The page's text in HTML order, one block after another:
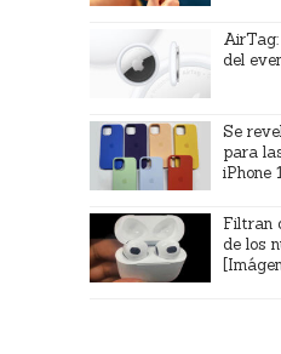
del
Se
para
iPhone
Filtran
de los